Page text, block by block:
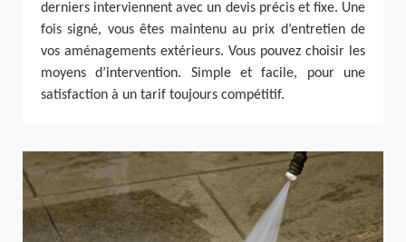
derniers interviennent avec un devis précis et fixe. Une
fois signé, vous êtes maintenu au prix d’entretien de
vos aménagements extérieurs. Vous pouvez choisir les
moyens d’intervention. Simple et facile, pour une
satisfaction à un tarif toujours compétitif.